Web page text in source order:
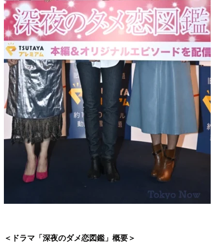
＜ドラマ「深夜のダメ恋図鑑」概要＞